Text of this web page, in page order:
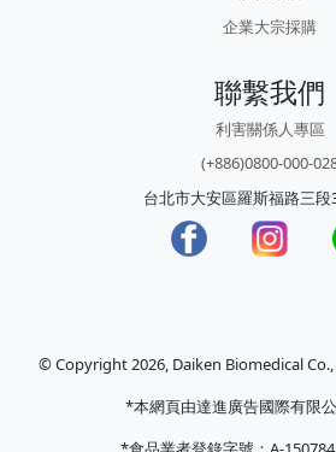
企業大宗採購
聯繫我們
利害關係人專區
(+886)0800-000-
台北市大安區羅斯福路三段
© Copyright 2026, Daiken Biomedical
*本網頁由達進廣告國際有限